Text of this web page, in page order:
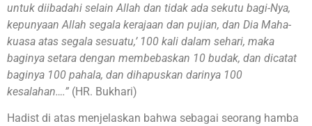
untuk diibadahi selain Allah dan tidak ada sekutu bagi-Nya,
kepunyaan Allah segala kerajaan dan pujian, dan Dia Maha-
kuasa atas segala sesuatu,’ 100 kali dalam sehari, maka
baginya setara dengan membebaskan 10 budak, dan dicatat
baginya 100 pahala, dan dihapuskan darinya 100
kesalahan….” (HR. Bukhari)
Hadist di atas menjelaskan bahwa sebagai seorang hamba